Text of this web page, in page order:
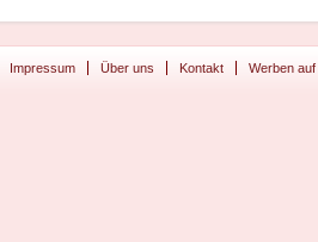
Impressum Über uns Kontakt Werben